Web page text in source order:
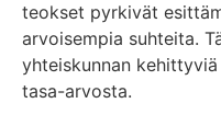
teokset pyrkivät
arvoisempia suhteita.
yhteiskunnan
tasa-arvosta.